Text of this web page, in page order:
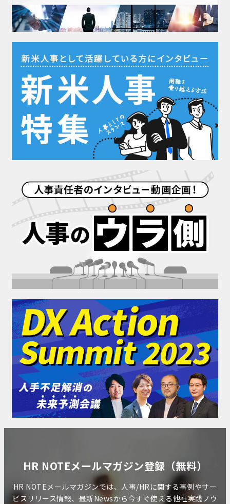
HR NOTEメールマガジン登録（無料）
HR NOTEメールマガジンでは、人事/HRに関する事例やサー
ビスリリース情報、最新Newsから今すぐ使える他社実践ノウ